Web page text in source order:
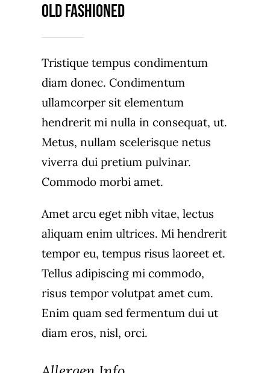
Old Fashioned
Tristique tempus condimentum
diam donec. Condimentum
ullamcorper sit elementum
hendrerit mi nulla in consequat, ut.
Metus, nullam scelerisque netus
viverra dui pretium pulvinar.
Commodo morbi amet.
Amet arcu eget nibh vitae, lectus
aliquam enim ultrices. Mi hendrerit
tempor eu, tempus risus laoreet et.
Tellus adipiscing mi commodo,
risus tempor volutpat amet cum.
Enim quam sed fermentum dui ut
diam eros, nisl, orci.